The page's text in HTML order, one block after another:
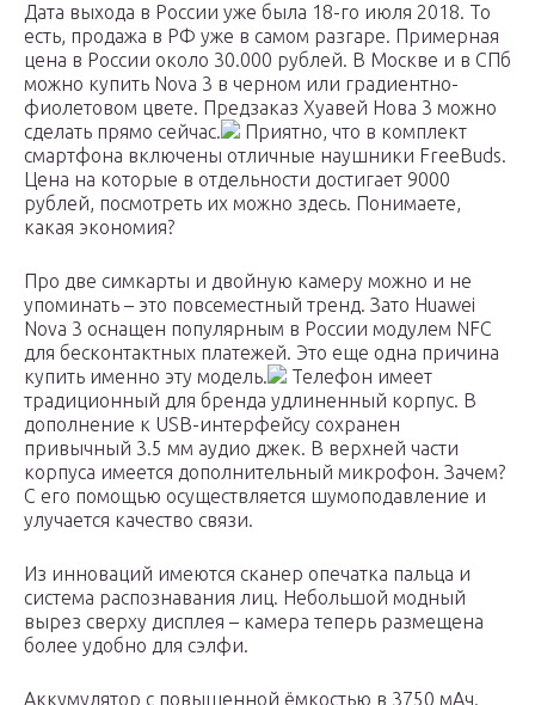
Дата выхода в России уже была 18-го июля 2018. То
есть, продажа в РФ уже в самом разгаре. Примерная
цена в России около 30.000 рублей. В Москве и в СПб
можно купить Nova 3 в черном или градиентно-
фиолетовом цвете. Предзаказ Хуавей Нова 3 можно
сделать прямо сейчас.
Приятно, что в комплект
смартфона включены отличные наушники FreeBuds.
Цена на которые в отдельности достигает 9000
рублей, посмотреть их можно здесь. Понимаете,
какая экономия?
Про две симкарты и двойную камеру можно и не
упоминать – это повсеместный тренд. Зато Huawei
Nova 3 оснащен популярным в России модулем NFC
для бесконтактных платежей. Это еще одна причина
купить именно эту модель.
Телефон имеет
традиционный для бренда удлиненный корпус. В
дополнение к USB-интерфейсу сохранен
привычный 3.5 мм аудио джек. В верхней части
корпуса имеется дополнительный микрофон. Зачем?
С его помощью осуществляется шумоподавление и
улучается качество связи.
Из инноваций имеются сканер опечатка пальца и
система распознавания лиц. Небольшой модный
вырез сверху дисплея – камера теперь размещена
более удобно для сэлфи.
Аккумулятор с повышенной ёмкостью в 3750 мАч.